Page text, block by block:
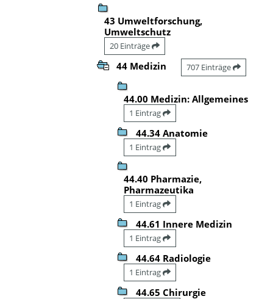
43 Umweltforschung,
Umweltschutz
20 Einträge
44 Medizin 707 Einträge
44.00 Medizin: Allgemeines
1 Eintrag
44.34 Anatomie
1 Eintrag
44.40 Pharmazie,
Pharmazeutika
1 Eintrag
44.61 Innere Medizin
1 Eintrag
44.64 Radiologie
1 Eintrag
44.65 Chirurgie